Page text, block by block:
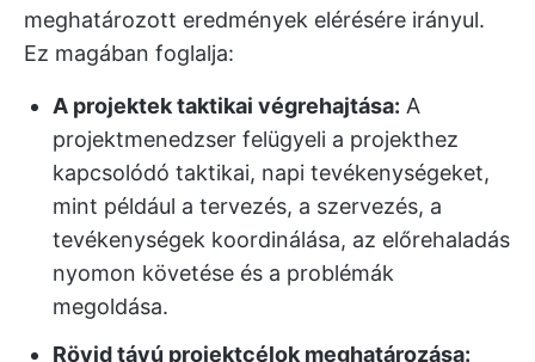
meghatározott eredmények elérésére irányul.
Ez magában foglalja:
A projektek taktikai végrehajtása: A
projektmenedzser felügyeli a projekthez
kapcsolódó taktikai, napi tevékenységeket,
mint például a tervezés, a szervezés, a
tevékenységek koordinálása, az előrehaladás
nyomon követése és a problémák
megoldása.
Rövid távú projektcélok meghatározása: